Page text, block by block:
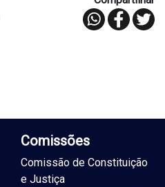
Comissões
Comissão de Constituição
e Justiça